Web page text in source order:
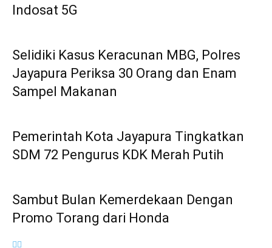
Indosat 5G
Selidiki Kasus Keracunan MBG, Polres
Jayapura Periksa 30 Orang dan Enam
Sampel Makanan
Pemerintah Kota Jayapura Tingkatkan
SDM 72 Pengurus KDK Merah Putih
Sambut Bulan Kemerdekaan Dengan
Promo Torang dari Honda